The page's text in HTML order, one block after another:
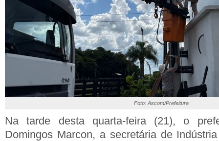
Foto: Ascom/Prefeitura
Na tarde desta quarta-feira (21), o
Domingos Marcon, a secretária de